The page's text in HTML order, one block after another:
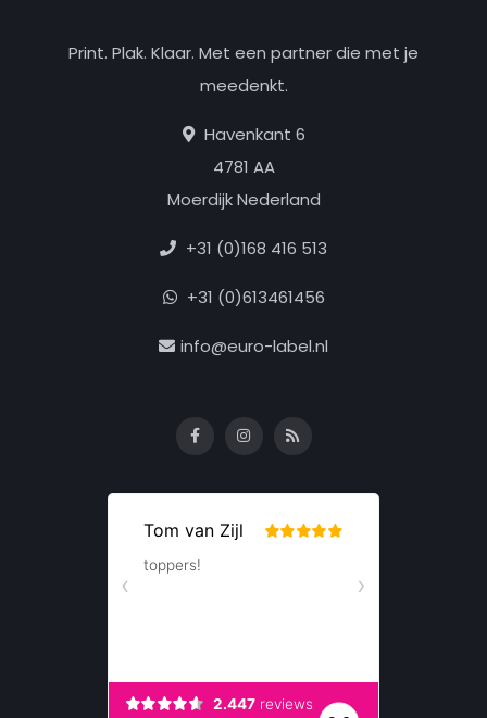
Print. Plak. Klaar. Met een partner die met je
meedenkt.
Havenkant 6
4781 AA
Moerdijk Nederland
+31 (0)168 416 513
+31 (0)613461456
info@euro-label.nl